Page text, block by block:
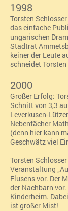
1998
Torsten
das einfache
ungarischen
Stadtrat
keiner der Leute
schneidet
2000
Großer Erfolg:
Schnitt von 3,3
Leverkusen-
Nebenfächer
(denn hier kann
Geschwätz viel
Torsten
Veranstaltung
Flusens vor. Der
der Nachbarn
Kinderheim.
ist großer Mist!